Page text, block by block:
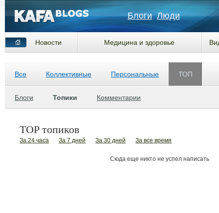
Блоги Люди
Новости Медицина и здоровье
Все Коллективные Персональные ТОП
Блоги Топики Комментарии
TOP топиков
За 24 часа За 7 дней За 30 дней За все время
Сюда еще никто не успел написать